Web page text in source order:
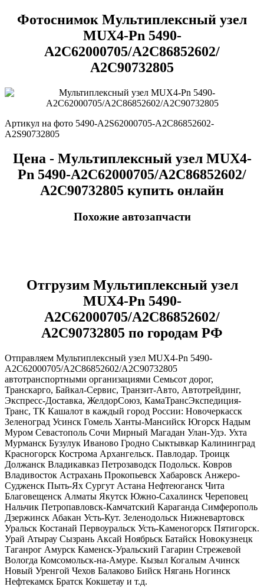
Фотоснимок Мультиплексный узел
MUX4-Pn 5490-
А2С62000705/A2C86852602/
А2С90732805
Артикул на фото 5490-A2S62000705-A2C86852602-
A2S90732805
Цена - Мультиплексный узел MUX4-
Pn 5490-А2С62000705/A2C86852602/
А2С90732805 купить онлайн
Похожие автозапчасти
Отгрузим Мультиплексный узел
MUX4-Pn 5490-
А2С62000705/A2C86852602/
А2С90732805 по городам РФ
Отправляем Мультиплексный узел MUX4-Pn 5490-
А2С62000705/A2C86852602/А2С90732805
автотранспортными организациями Семьсот дорог,
Транскарго, Байкал-Сервис, Транзит-Авто, Автотрейдинг,
Экспресс-Доставка, ЖелдорСоюз, КамаТрансЭкспедиция-
Транс, ТК Кашалот в каждый город России: Новочеркасск
Зеленоград Усинск Гомель Ханты-Мансийск Югорск Надым
Муром Севастополь Сочи Мирный Магадан Улан-Удэ. Ухта
Мурманск Бузулук Иваново Гродно Сыктывкар Калининград
Красногорск Кострома Архангельск. Павлодар. Троицк
Должанск Владикавказ Петрозаводск Подольск. Ковров
Владивосток Астрахань Прокопьевск Хабаровск Анжеро-
Судженск Пыть-Ях Сургут Астана Нефтеюганск Чита
Благовещенск Алматы Якутск Южно-Сахалинск Череповец
Нальчик Петропавловск-Камчатский Караганда Симферополь
Дзержинск Абакан Усть-Кут. Зеленодольск Нижневартовск
Уральск Костанай Первоуральск Усть-Каменогорск Пятигорск.
Урай Атырау Сызрань Аксай Ноябрьск Батайск Новокузнецк
Таганрог Амурск Каменск-Уральский Гагарин Стрежевой
Вологда Комсомольск-на-Амуре. Кызыл Когалым Ачинск
Новый Уренгой Чехов Балаково Бийск Нягань Ногинск
Нефтекамск Братск Кокшетау и т.д.